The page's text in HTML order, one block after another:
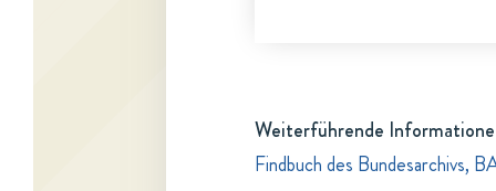
Weiterführende
Findbuch des Bundesarchivs,